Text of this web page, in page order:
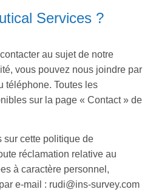
Services ?
au sujet de notre
vous pouvez nous joindre par
téléphone. Toutes les
sur la page « Contact » de
sur cette politique de
réclamation relative au
à caractère personnel,
e-mail : rudi@ins-survey.com